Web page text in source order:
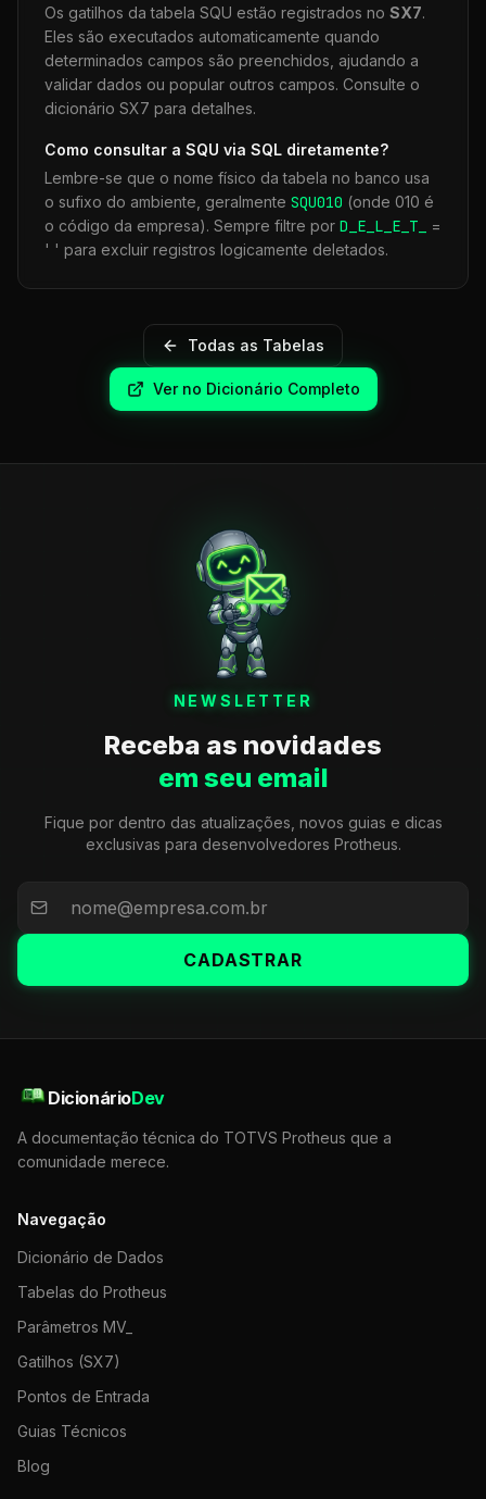
Os gatilhos da tabela SQU estão registrados no SX7.
Eles são executados automaticamente quando
determinados campos são preenchidos, ajudando a
validar dados ou popular outros campos. Consulte o
dicionário SX7 para detalhes.
Como consultar a SQU via SQL diretamente?
Lembre-se que o nome físico da tabela no banco usa
o sufixo do ambiente, geralmente SQU010 (onde 010 é
o código da empresa). Sempre filtre por D_E_L_E_T_
=
' ' para excluir registros logicamente deletados.
Todas as Tabelas
Ver no Dicionário Completo
NEWSLETTER
Receba as novidades
em seu email
Fique por dentro das atualizações, novos guias e dicas
exclusivas para desenvolvedores Protheus.
CADASTRAR
DicionárioDev
A documentação técnica do TOTVS Protheus que a
comunidade merece.
Navegação
Dicionário de Dados
Tabelas do Protheus
Parâmetros MV_
Gatilhos (SX7)
Pontos de Entrada
Guias Técnicos
Blog